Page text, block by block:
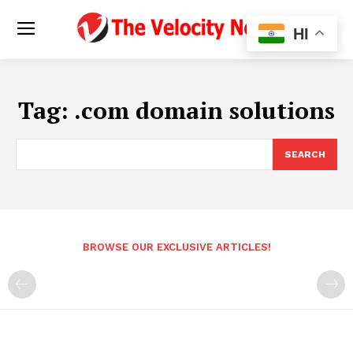
Tag: .com domain solutions
SEARCH
BROWSE OUR EXCLUSIVE ARTICLES!
HI